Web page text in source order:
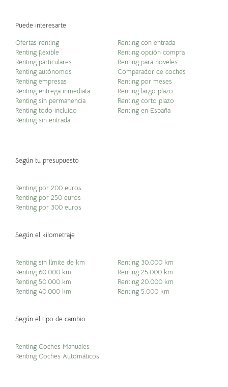
Puede interesarte
Ofertas renting
Renting flexible
Renting particulares
Renting autónomos
Renting empresas
Renting entrega inmediata
Renting sin permanencia
Renting todo incluido
Renting sin entrada
Renting con entrada
Renting opción compra
Renting para noveles
Comparador de coches
Renting por meses
Renting largo plazo
Renting corto plazo
Renting en España
Según tu presupuesto
Renting por 200 euros
Renting por 250 euros
Renting por 300 euros
Según el kilometraje
Renting sin límite de km
Renting 60.000 km
Renting 50.000 km
Renting 40.000 km
Renting 30.000 km
Renting 25.000 km
Renting 20.000 km
Renting 5.000 km
Según el tipo de cambio
Renting Coches Manuales
Renting Coches Automáticos